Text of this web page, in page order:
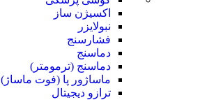
اکسیژن ساز
نبولایزر
فشارسنج
دماسنج
دماسنج (ترمومتر)
ماساژور پا (فوت ماساژ)
ترازو دیجیتال